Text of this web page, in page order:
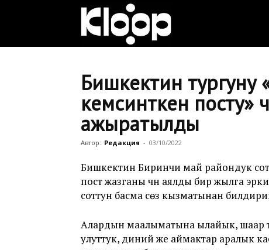
Кыргызстан
Бишкектин тургуну
кемсинткен посту»
ажыратылды
Автор: Редакция - 03/10/2022
Бишкектин Биринчи май райондук
пост жазганы үчүн аялды бир жылга
соттун басма сөз кызматынан
Алардын маалыматына ылайык, шаар
улуттук, диний же аймактар аралык